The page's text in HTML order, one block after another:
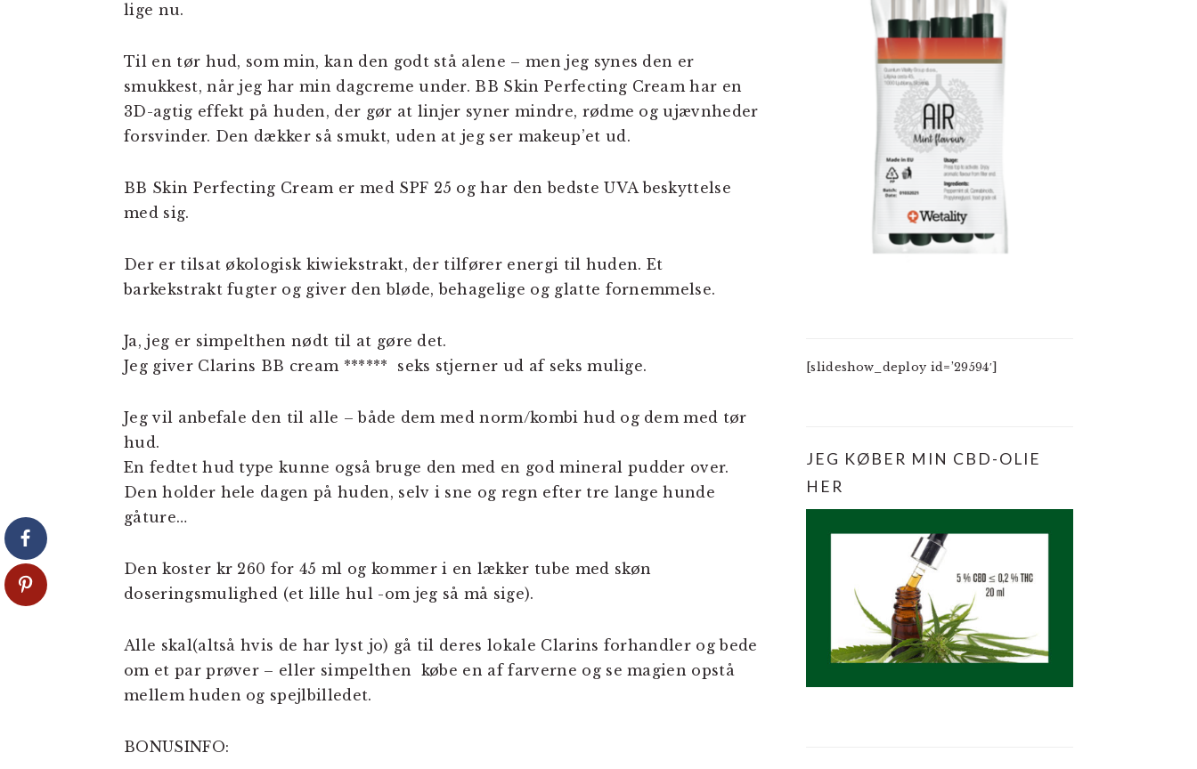
lige nu.
Til en tør hud, som min, kan den godt stå alene – men jeg synes den er
smukkest, når jeg har min dagcreme under. BB Skin Perfecting Cream har en
3D-agtig effekt på huden, der gør at linjer syner mindre, rødme og ujævnheder
forsvinder. Den dækker så smukt, uden at jeg ser makeup’et ud.
BB Skin Perfecting Cream er med SPF 25 og har den bedste UVA beskyttelse
med sig.
Der er tilsat økologisk kiwiekstrakt, der tilfører energi til huden. Et
barkekstrakt fugter og giver den bløde, behagelige og glatte fornemmelse.
Ja, jeg er simpelthen nødt til at gøre det.
Jeg giver Clarins BB cream ****** seks stjerner ud af seks mulige.
Jeg vil anbefale den til alle – både dem med norm/kombi hud og dem med tør
hud.
En fedtet hud type kunne også bruge den med en god mineral pudder over.
Den holder hele dagen på huden, selv i sne og regn efter tre lange hunde
gåture…
Den koster kr 260 for 45 ml og kommer i en lækker tube med skøn
doseringsmulighed (et lille hul -om jeg så må sige).
Alle skal(altså hvis de har lyst jo) gå til deres lokale Clarins forhandler og bede
om et par prøver – eller simpelthen købe en af farverne og se magien opstå
mellem huden og spejlbilledet.
BONUSINFO:
[slideshow_deploy id=’29594′]
JEG KØBER MIN CBD-OLIE
HER